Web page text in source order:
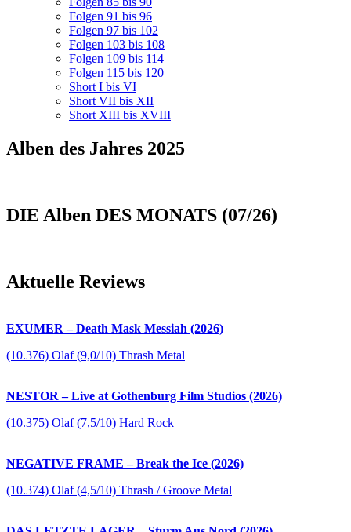
Folgen 91 bis 96
Folgen 97 bis 102
Folgen 103 bis 108
Folgen 109 bis 114
Folgen 115 bis 120
Short I bis VI
Short VII bis XII
Short XIII bis XVIII
Alben des Jahres 2025
DIE Alben DES MONATS (07/26)
Aktuelle Reviews
EXUMER – Death Mask Messiah (2026)
(10.376) Olaf (9,0/10) Thrash Metal
NESTOR – Live at Gothenburg Film Studios (2026)
(10.375) Olaf (7,5/10) Hard Rock
NEGATIVE FRAME – Break the Ice (2026)
(10.374) Olaf (4,5/10) Thrash / Groove Metal